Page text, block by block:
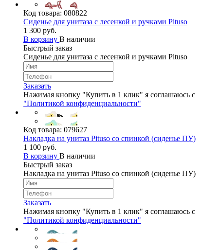
Код товара: 080822
Сиденье для унитаза с лесенкой и ручками Pituso
1 300 руб.
В корзину В наличии
Быстрый заказ
Сиденье для унитаза с лесенкой и ручками Pituso
Заказать
Нажимая кнопку "Купить в 1 клик" я соглашаюсь с
"Политикой конфиденциальности"
Код товара: 079627
Накладка на унитаз Pituso со спинкой (сиденье ПУ)
1 100 руб.
В корзину В наличии
Быстрый заказ
Накладка на унитаз Pituso со спинкой (сиденье ПУ)
Заказать
Нажимая кнопку "Купить в 1 клик" я соглашаюсь с
"Политикой конфиденциальности"